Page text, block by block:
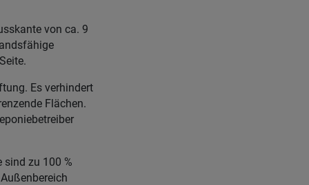
von ca. 9
Es verhindert
Flächen.
sind zu 100 %